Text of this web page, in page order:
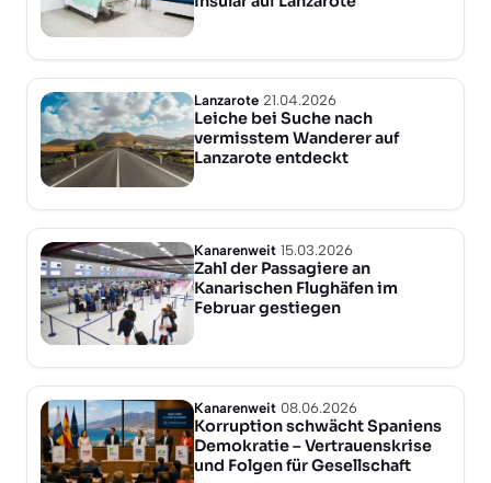
Lanzarote 21.04.2026
Leiche bei Suche nach
vermisstem Wanderer auf
Lanzarote entdeckt
Kanarenweit 15.03.2026
Zahl der Passagiere an
Kanarischen Flughäfen im
Februar gestiegen
Kanarenweit 08.06.2026
Korruption schwächt Spaniens
Demokratie – Vertrauenskrise
und Folgen für Gesellschaft